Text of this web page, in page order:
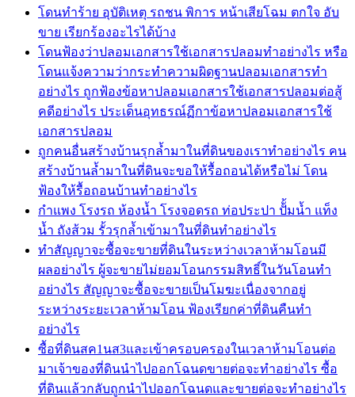
โดนทำร้าย อุบัติเหตุ รถชน พิการ หน้าเสียโฉม ตกใจ อับ
ขาย เรียกร้องอะไรได้บ้าง
โดนฟ้องว่าปลอมเอกสารใช้เอกสารปลอมทำอย่างไร หรือ
โดนแจ้งความว่ากระทำความผิดฐานปลอมเอกสารทำ
อย่างไร ถูกฟ้องข้อหาปลอมเอกสารใช้เอกสารปลอมต่อสู้
คดีอย่างไร ประเด็นอุทธรณ์ฏีกาข้อหาปลอมเอกสารใช้
เอกสารปลอม
ถูกคนอื่นสร้างบ้านรุกล้ำมาในที่ดินของเราทำอย่างไร คน
สร้างบ้านล้ำมาในที่ดินจะขอให้รื้อถอนได้หรือไม่ โดน
ฟ้องให้รื้อถอนบ้านทำอย่างไร
กำแพง โรงรถ ห้องน้ำ โรงจอดรถ ท่อประปา ปัั้มน้ำ แท็ง
น้ำ ถังส้วม รั้วรุกล้ำเข้ามาในที่ดินทำอย่างไร
ทำสัญญาจะซื้อจะขายที่ดินในระหว่างเวลาห้ามโอนมี
ผลอย่างไร ผู้จะขายไม่ยอมโอนกรรมสิทธิ์ในวันโอนทำ
อย่างไร สัญญาจะซื้อจะขายเป็นโมฆะเนื่องจากอยู่
ระหว่างระยะเวลาห้ามโอน ฟ้องเรียกค่าที่ดินคืนทำ
อย่างไร
ซื้อที่ดินสค1นส3และเข้าครอบครองในเวลาห้ามโอนต่อ
มาเจ้าของที่ดินนำไปออกโฉนดขายต่อจะทำอย่างไร ซื้อ
ที่ดินแล้วกลับถูกนำไปออกโฉนดและขายต่อจะทำอย่างไร